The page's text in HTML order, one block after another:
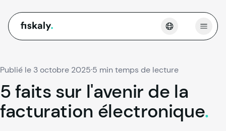
fiskaly.
Publié le 3 octobre 2025·5 min temps de lecture
5faits sur l'avenir de la
facturation électronique.